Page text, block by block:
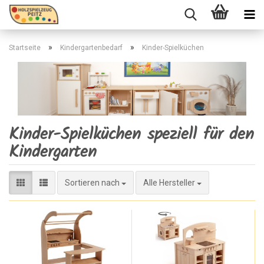
Startseite » Kindergartenbedarf » Kinder-Spielküchen
Kinder-Spielküchen speziell für den
Kindergarten
Sortieren nach
Sortieren nach Alle Hersteller